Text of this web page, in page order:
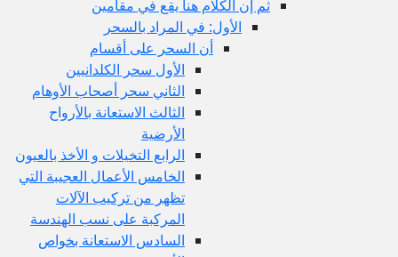
ثم إن الكلام هنا يقع في مقامين
الأول: في المراد بالسحر
أن السحر على أقسام
الأول سحر الكلدانيين
الثاني سحر أصحاب الأوهام
الثالث الاستعانة بالأرواح
الأرضية
الرابع التخيلات و الأخذ بالعيون
الخامس الأعمال العجيبة التي
تظهر من تركيب الآلات
المركبة على نسب الهندسة
السادس الاستعانة بخواص